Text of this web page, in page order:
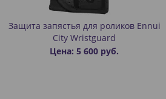
Защита запястья для роликов Ennui
City Wristguard
Цена: 5 600 руб.